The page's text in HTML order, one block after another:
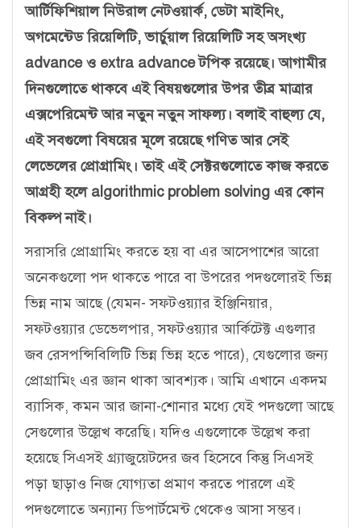
আর্টিফিশিয়াল নিউরাল নেটওয়ার্ক, ডেটা মাইনিং,
অগমেন্টেড রিয়েলিটি, ভার্চুয়াল রিয়েলিটি সহ অসংখ্য
advance ও extra advance টপিক রয়েছে। আগামীর
দিনগুলোতে থাকবে এই বিষয়গুলোর উপর তীব্র মাত্রার
এক্সপেরিমেন্ট আর নতুন নতুন সাফল্য। বলাই বাহুল্য যে,
এই সবগুলো বিষয়ের মূলে রয়েছে গণিত আর সেই
লেভেলের প্রোগ্রামিং। তাই এই সেক্টরগুলোতে কাজ করতে
আগ্রহী হলে algorithmic problem solving এর কোন
বিকল্প নাই।
সরাসরি প্রোগ্রামিং করতে হয় বা এর আসেপাশের আরো
অনেকগুলো পদ থাকতে পারে বা উপরের পদগুলোরই ভিন্ন
ভিন্ন নাম আছে (যেমন- সফটওয়্যার ইঞ্জিনিয়ার,
সফটওয়্যার ডেভেলপার, সফটওয়্যার আর্কিটেক্ট এগুলার
জব রেসপন্সিবিলিটি ভিন্ন ভিন্ন হতে পারে), যেগুলোর জন্য
প্রোগ্রামিং এর জ্ঞান থাকা আবশ্যক। আমি এখানে একদম
ব্যাসিক, কমন আর জানা-শোনার মধ্যে যেই পদগুলো আছে
সেগুলোর উল্লেখ করেছি। যদিও এগুলোকে উল্লেখ করা
হয়েছে সিএসই গ্র্যাজুয়েটদের জব হিসেবে কিন্তু সিএসই
পড়া ছাড়াও নিজ যোগ্যতা প্রমাণ করতে পারলে এই
পদগুলোতে অন্যান্য ডিপার্টমেন্ট থেকেও আসা সম্ভব।